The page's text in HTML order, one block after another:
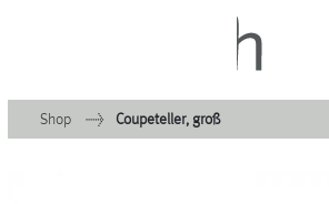
Shop Coupeteller, groß